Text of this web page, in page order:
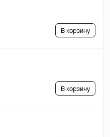
В корзину
В корзину